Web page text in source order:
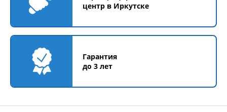
центр в Иркутске
Гарантия
до 3 лет